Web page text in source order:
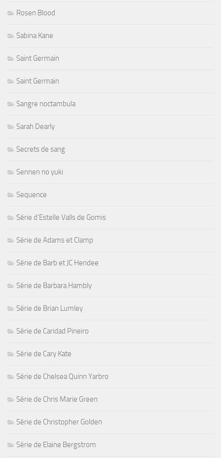
Rosen Blood
Sabina Kane
Saint Germain
Saint Germain
Sangre noctambula
Sarah Dearly
Secrets de sang
Sennen no yuki
Sequence
Série d'Estelle Valls de Gomis
Série de Adams et Clamp
Série de Barb et JC Hendee
Série de Barbara Hambly
Série de Brian Lumley
Série de Caridad Pineiro
Série de Cary Kate
Série de Chelsea Quinn Yarbro
Série de Chris Marie Green
Série de Christopher Golden
Série de Elaine Bergstrom